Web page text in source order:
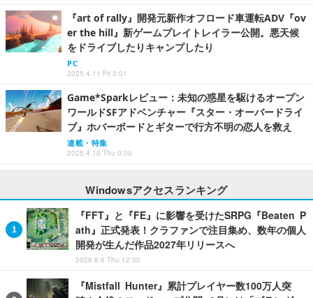
『art of rally』開発元新作オフロード車運転ADV『ov
er the hill』新ゲームプレイトレイラー公開。悪天候
をドライブしたりキャンプしたり
PC
2025.4.11 Fri 3:01
Game*Sparkレビュー：未知の惑星を駆けるオープン
ワールドSFアドベンチャー『スター・オーバードライ
ブ』ホバーボードとギターで行方不明の恋人を救え
連載・特集
2025.4.10 Thu 0:00
Windowsアクセスランキング
『FFT』と『FE』に影響を受けたSRPG『Beaten P
ath』正式発表！クラファンで注目集め、数年の個人
開発が生んだ作品2027年リリースへ
2026.8.6 Thu 12:30
『Mistfall Hunter』累計プレイヤー数100万人突